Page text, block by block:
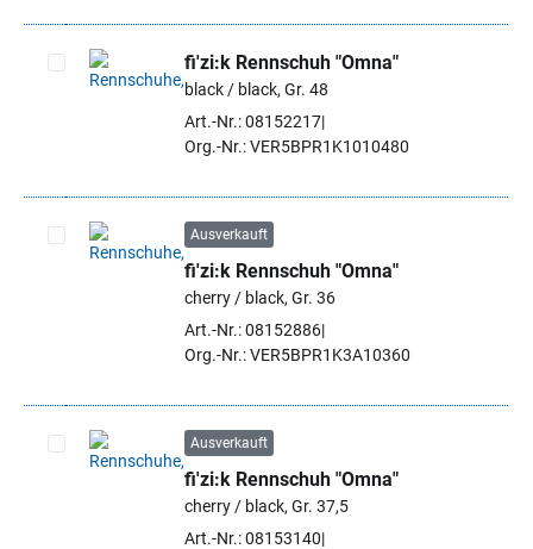
Artikel auswählen
fi'zi:k Rennschuh "Omna"
black / black, Gr. 48
Art.-Nr.: 08152217
Org.-Nr.: VER5BPR1K1010480
Artikel auswählen
Ausverkauft
fi'zi:k Rennschuh "Omna"
cherry / black, Gr. 36
Art.-Nr.: 08152886
Org.-Nr.: VER5BPR1K3A10360
Artikel auswählen
Ausverkauft
fi'zi:k Rennschuh "Omna"
cherry / black, Gr. 37,5
Art.-Nr.: 08153140